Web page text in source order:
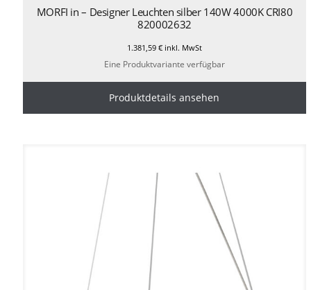
MORFI in – Designer Leuchten silber 140W 4000K CRI80
820002632
1.381,59 €inkl. MwSt
Eine Produktvariante verfügbar
Produktdetails ansehen